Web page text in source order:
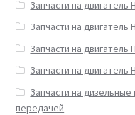
Запчасти на двигатель
Запчасти на двигатель
Запчасти на двигатель
Запчасти на двигатель
Запчасти на
передачей